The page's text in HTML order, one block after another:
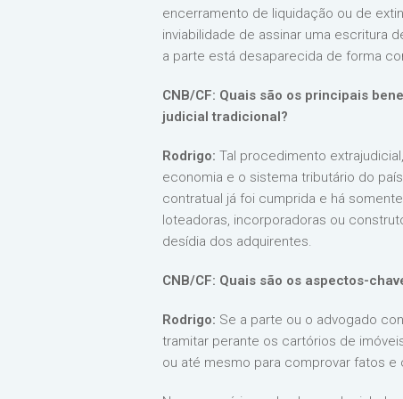
encerramento de liquidação ou de
inviabilidade de assinar uma escritura
a parte está desaparecida de forma
CNB/CF: Quais são os principais
judicial tradicional?
Rodrigo: Tal procedimento
economia e o sistema tributário do
contratual já foi cumprida e há
loteadoras, incorporadoras ou
desídia dos adquirentes.
CNB/CF: Quais são os aspectos-
Rodrigo: Se a parte ou o advogado
tramitar perante os cartórios de
ou até mesmo para comprovar fatos e